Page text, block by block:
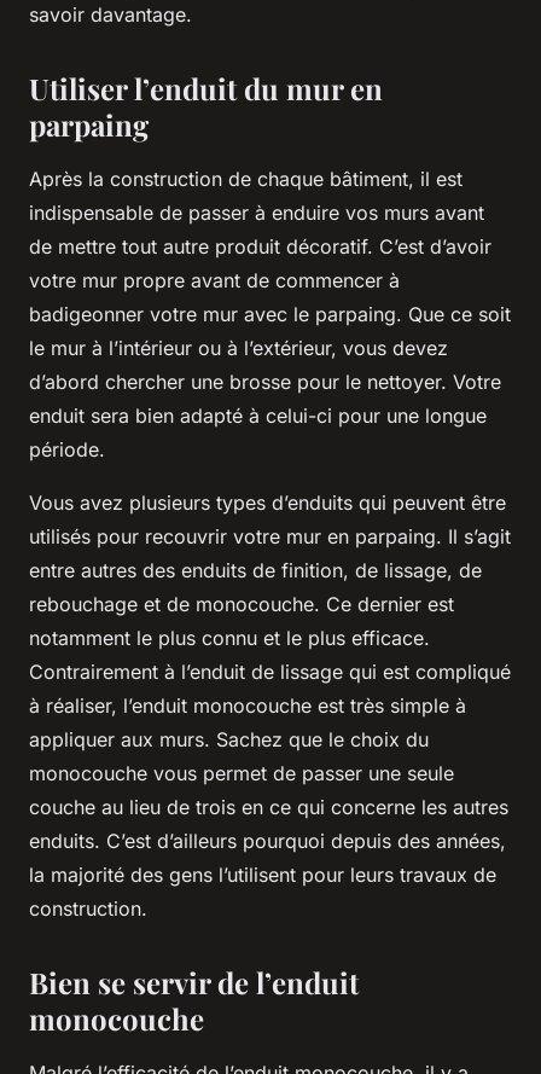
savoir davantage.
Utiliser l’enduit du mur en
parpaing
Après la construction de chaque bâtiment, il est
indispensable de passer à enduire vos murs avant
de mettre tout autre produit décoratif. C’est d’avoir
votre mur propre avant de commencer à
badigeonner votre mur avec le parpaing. Que ce soit
le mur à l’intérieur ou à l’extérieur, vous devez
d’abord chercher une brosse pour le nettoyer. Votre
enduit sera bien adapté à celui-ci pour une longue
période.
Vous avez plusieurs types d’enduits qui peuvent être
utilisés pour recouvrir votre mur en parpaing. Il s’agit
entre autres des enduits de finition, de lissage, de
rebouchage et de monocouche. Ce dernier est
notamment le plus connu et le plus efficace.
Contrairement à l’enduit de lissage qui est compliqué
à réaliser, l’enduit monocouche est très simple à
appliquer aux murs. Sachez que le choix du
monocouche vous permet de passer une seule
couche au lieu de trois en ce qui concerne les autres
enduits. C’est d’ailleurs pourquoi depuis des années,
la majorité des gens l’utilisent pour leurs travaux de
construction.
Bien se servir de l’enduit
monocouche